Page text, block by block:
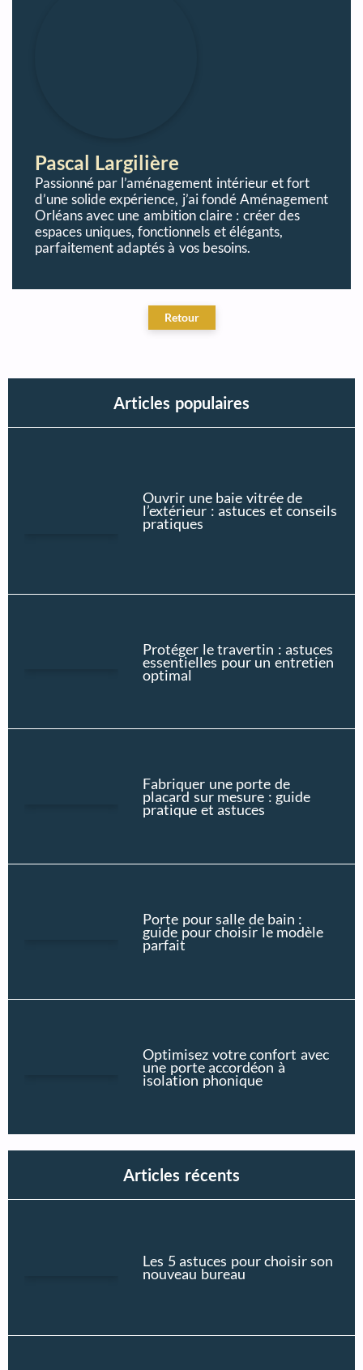
Pascal Largilière
Passionné par l’aménagement intérieur et fort
d’une solide expérience, j’ai fondé Aménagement
Orléans avec une ambition claire : créer des
espaces uniques, fonctionnels et élégants,
parfaitement adaptés à vos besoins.
Articles populaires
Ouvrir une baie vitrée de
l’extérieur : astuces et conseils
pratiques
Protéger le travertin : astuces
essentielles pour un entretien
optimal
Fabriquer une porte de
placard sur mesure : guide
pratique et astuces
Porte pour salle de bain :
guide pour choisir le modèle
parfait
Optimisez votre confort avec
une porte accordéon à
isolation phonique
Articles récents
Les 5 astuces pour choisir son
nouveau bureau